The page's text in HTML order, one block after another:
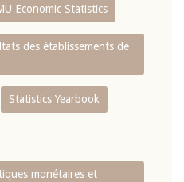
Economic Statistics
des établissements de
Statistics Yearbook
monétaires et